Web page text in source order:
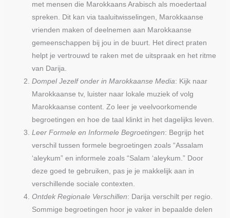
met mensen die Marokkaans Arabisch als moedertaal
spreken. Dit kan via taaluitwisselingen, Marokkaanse
vrienden maken of deelnemen aan Marokkaanse
gemeenschappen bij jou in de buurt. Het direct praten
helpt je vertrouwd te raken met de uitspraak en het ritme
van Darija.
Dompel Jezelf onder in Marokkaanse Media: Kijk naar
Marokkaanse tv, luister naar lokale muziek of volg
Marokkaanse content. Zo leer je veelvoorkomende
begroetingen en hoe de taal klinkt in het dagelijks leven.
Leer Formele en Informele Begroetingen: Begrijp het
verschil tussen formele begroetingen zoals “Assalam
‘aleykum” en informele zoals “Salam ‘aleykum.” Door
deze goed te gebruiken, pas je je makkelijk aan in
verschillende sociale contexten.
Ontdek Regionale Verschillen: Darija verschilt per regio.
Sommige begroetingen hoor je vaker in bepaalde delen